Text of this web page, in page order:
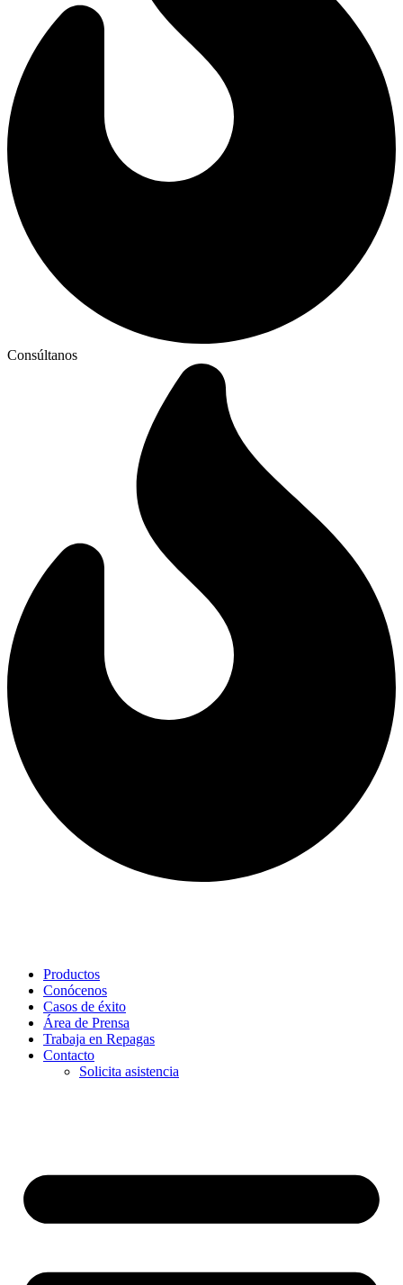
Consúltanos
Productos
Conócenos
Casos de éxito
Área de Prensa
Trabaja en Repagas
Contacto
Solicita asistencia